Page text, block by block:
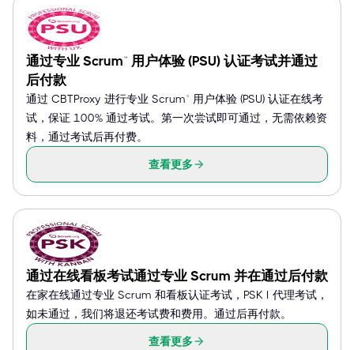
通过专业 Scrum™ 用户体验 (PSU) 认证考试并通过
后付款
通过 CBTProxy 进行专业 Scrum™ 用户体验 (PSU) 认证在线考
试，保证 100% 通过考试。第一次尝试即可通过，无需依赖资
料，通过考试后再付费。
查看更多
通过在线看板考试通过专业 Scrum 并在通过后付款
在家在线通过专业 Scrum 和看板认证考试，PSK I 代理考试，
如未通过，我们将退还考试费和费用。通过后再付款。
查看更多